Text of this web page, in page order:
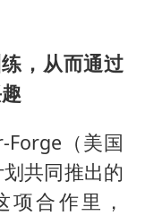
，从而通过
Forge（美国
共同推出的
合作里，